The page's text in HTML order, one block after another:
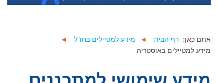
אתם כאן: דף הבית ◄ מידע למטיילים בחו"ל
◄
מידע למטיילים באוסטריה